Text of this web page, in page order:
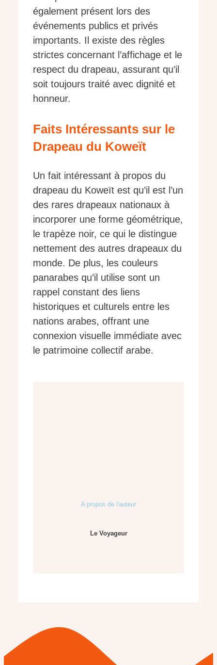
également présent lors des
événements publics et privés
importants. Il existe des règles
strictes concernant l’affichage et le
respect du drapeau, assurant qu’il
soit toujours traité avec dignité et
honneur.
Faits Intéressants sur le
Drapeau du Koweït
Un fait intéressant à propos du
drapeau du Koweït est qu’il est l’un
des rares drapeaux nationaux à
incorporer une forme géométrique,
le trapèze noir, ce qui le distingue
nettement des autres drapeaux du
monde. De plus, les couleurs
panarabes qu’il utilise sont un
rappel constant des liens
historiques et culturels entre les
nations arabes, offrant une
connexion visuelle immédiate avec
le patrimoine collectif arabe.
A propos de l'auteur
Le Voyageur